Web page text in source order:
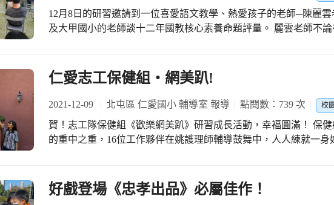
特及可愛，如果選擇照顧牠，就要好好愛護，不可以任意虐待或拋棄牠。
櫻表示：感謝『彩虹愛家生命教育協會』每年聖誕節前夕都會到富
是我們最該學習的一件事喔！
12月8日的研習邀請到一位喜愛語文教學、熱愛孩子的老師─陳麗
及大甲國小的老師談十二年國教核心素養命題評量。 麗雲老師不
的教學與評量，強調教學評三位一體，除了紙筆評量和測驗之外，
括聆聽、口語表達、寫作，當然行為表現更是評量的基準。 從許多
學習重點，讓老師更了解該如何命題，也該如何調整教學，不讓自
動，要課程化，要注重細節，因為「沒有細節，就沒有教學成效，
就是細節的累積」。也提醒大家，評量不是在乎分數，而是為了調
勉勵大家具有未來競爭力的評量，那才是～真的評量！
仁愛志工保健組‧網美趴!
2021-12-09 北屯區 仁愛國小 輔導室 報導 點閱數：739 次 校
賀！志工隊保健組《歡樂網美趴》研習成長活動，幸福圓滿！ 保健組是本校志工隊
的重中之重，16位工作夥伴在姚護理師輔導鼓舞中，人人練就一身
理師的規畫實踐中，配合政策進行師生各項防疫措施，每天每個時
在保健組待命執勤，肩負的責任與壓力相對沉重，今日的《歡樂網
好戲登場《忠孝出品》必屬佳作！